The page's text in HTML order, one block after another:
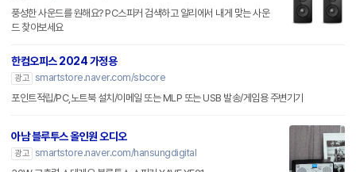
풍성한 사운드를 원해요? PC스피커 검색하고 알리에서 내게 맞는 사운
드 찾아보세요
한컴오피스 2024 가정용
광고 smartstore.naver.com/sbcore
포인트적립/PC,노트북 설치/이메일 또는 MLP 또는 USB 발송/게임용 주변기기
아남 블루투스 올인원 오디오
광고 smartstore.naver.com/hansungdigital